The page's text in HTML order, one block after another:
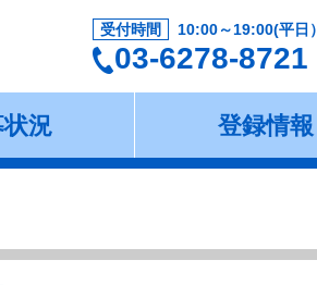
受付時間 10:00～19:00(平日）
03-6278-8721
況 登録情報